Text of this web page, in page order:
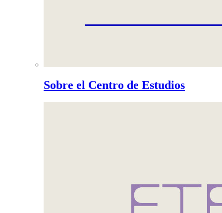
Sobre el Centro de Estudios